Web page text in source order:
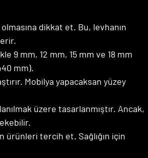
dikkat et. Bu, levhanın
9 mm, 12 mm, 15 mm ve 18 mm
mm).
Mobilya yapacaksan yüzey
üzere tasarlanmıştır. Ancak,
ürünleri tercih et. Sağlığın için